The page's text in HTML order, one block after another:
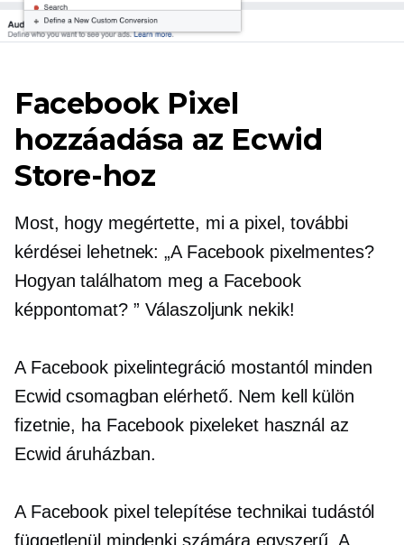
Facebook Pixel
hozzáadása az Ecwid
Store-hoz
Most, hogy megértette, mi a pixel, további
kérdései lehetnek: „A Facebook pixelmentes?
Hogyan találhatom meg a Facebook
képpontomat? ” Válaszoljunk nekik!
A Facebook pixelintegráció mostantól minden
Ecwid csomagban elérhető. Nem kell külön
fizetnie, ha Facebook pixeleket használ az
Ecwid áruházban.
A Facebook pixel telepítése technikai tudástól
függetlenül mindenki számára egyszerű. A